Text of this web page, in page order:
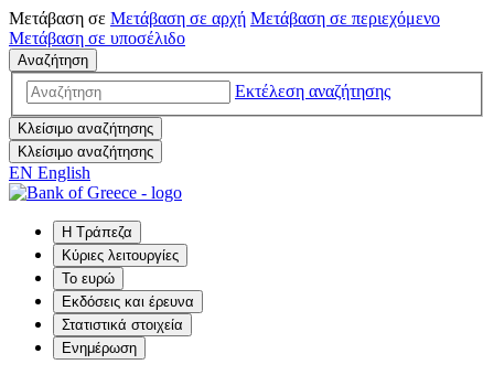
Μετάβαση σε Μετάβαση σε αρχή Μετάβαση σε περιεχόμενο
Μετάβαση σε υποσέλιδο
Αναζήτηση
Εκτέλεση αναζήτησης
Κλείσιμο αναζήτησης
Κλείσιμο αναζήτησης
EN English
Η Τράπεζα
Κύριες λειτουργίες
Το ευρώ
Εκδόσεις και έρευνα
Στατιστικά στοιχεία
Ενημέρωση